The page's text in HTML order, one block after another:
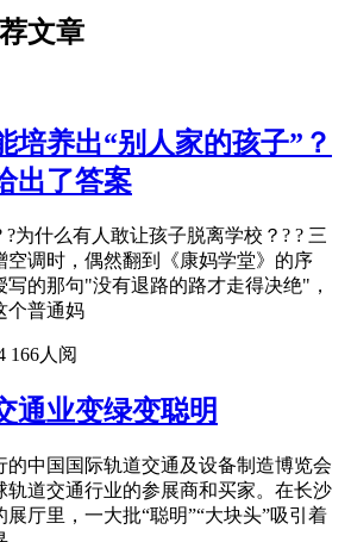
文章
培养出“别人家的孩子”？
出了答案
?为什么有人敢让孩子脱离学校？? ? 三
空调时，偶然翻到《康妈学堂》的序
写的那句"没有退路的路才走得决绝"，
个普通妈
166人阅
通业变绿变聪明
的中国国际轨道交通及设备制造博览会
轨道交通行业的参展商和买家。在长沙
展厅里，一大批“聪明”“大块头”吸引着